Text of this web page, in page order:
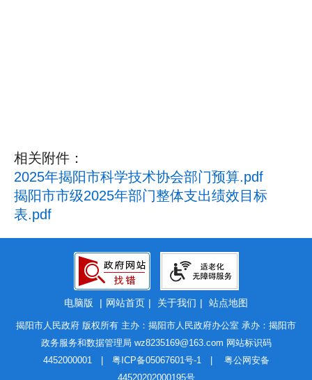
相关附件：
2025年揭阳市科学技术协会部门预算.pdf
揭阳市市级2025年部门整体支出绩效目标
表.pdf
电脑版 | 网站首页 | 关于我们 | 站点地图
揭阳市人民政府 版权所有 主办：揭阳市人民政府办公室 承办：揭阳市
政务服务和数据管理局 wz8235169@163.com 网站标识码
4452000001 | 粤ICP备05067601号-1| 粤公网安备
44520202000195号